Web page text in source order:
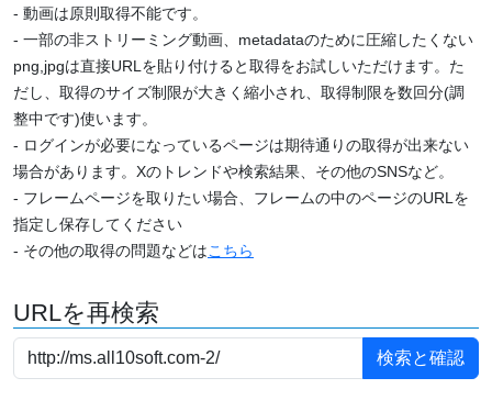
- 動画は原則取得不能です。
- 一部の非ストリーミング動画、metadataのために圧縮したくない
png,jpgは直接URLを貼り付けると取得をお試しいただけます。た
だし、取得のサイズ制限が大きく縮小され、取得制限を数回分(調
整中です)使います。
- ログインが必要になっているページは期待通りの取得が出来ない
場合があります。Xのトレンドや検索結果、その他のSNSなど。
- フレームページを取りたい場合、フレームの中のページのURLを
指定し保存してください
- その他の取得の問題などはこちら
URLを再検索